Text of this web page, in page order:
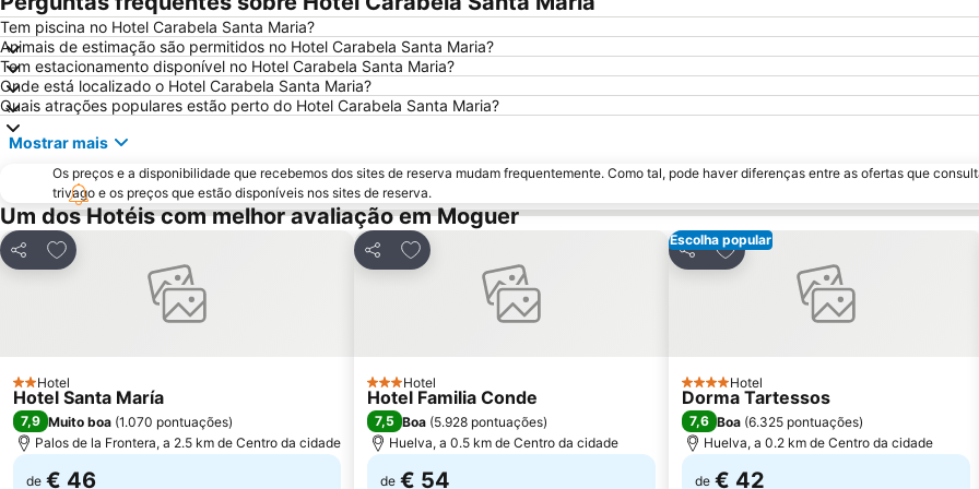
Tem piscina no Hotel Carabela Santa Maria?
Animais de estimação são permitidos no Hotel Carabela Santa Maria?
Tem estacionamento disponível no Hotel Carabela Santa Maria?
Onde está localizado o Hotel Carabela Santa Maria?
Quais atrações populares estão perto do Hotel Carabela Santa Maria?
Mostrar mais
Os preços e a disponibilidade que recebemos dos sites de reserva mudam frequentemente. Como tal, pode haver diferenças entre as ofertas que
trivago e os preços que estão disponíveis nos sites de reserva.
Um dos Hotéis com melhor avaliação em Moguer
Partilhar
Adicionar aos favoritos
2 Estrelas
Hotel
Hotel Santa María
7,9 Muito boa (1.070 pontuações)
Palos de la Frontera, a 2.5 km de Centro da cidade
de € 46
Partilhar
Adicionar aos favoritos
3 Estrelas
Hotel
Hotel Familia Conde
7,5 Boa (5.928 pontuações)
Huelva, a 0.5 km de Centro da cidade
de € 54
Escolha popular
Partilhar
Adicionar aos favoritos
4 Estrelas
Hotel
Dorma Tartessos
7,6 Boa (6.325 pontuações)
Huelva, a 0.2 km de Centro da cidade
de € 42